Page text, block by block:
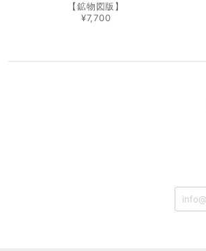
【鉱物図版】
¥7,700